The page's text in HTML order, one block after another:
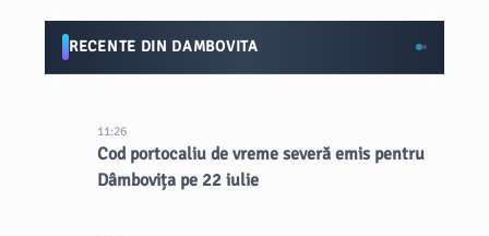
RECENTE DIN DAMBOVITA
11:26
Cod portocaliu de vreme severă emis pentru
Dâmbovița pe 22 iulie